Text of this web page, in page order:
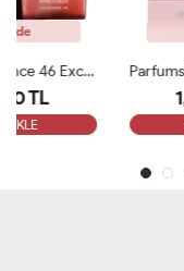
1,400.00 TL
SEPETE EKLE